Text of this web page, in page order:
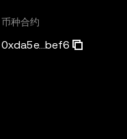
币种合约
0xda5e...bef6